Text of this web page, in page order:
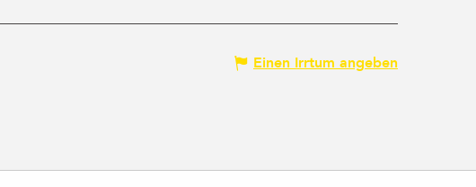
Einen Irrtum angeben